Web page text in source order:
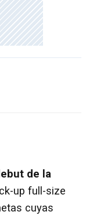
de la
up full-size
cuyas